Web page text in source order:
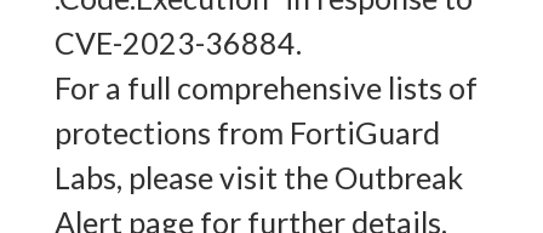
CVE-2023-36884.
For a full comprehensive lists of
protections from FortiGuard
Labs, please visit the Outbreak
Alert page for further details.